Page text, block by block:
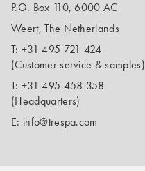
P.O. Box 110, 6000 AC
Weert, The Netherlands
T: +31 495 721 424
(Customer service & samples)
T: +31 495 458 358
(Headquarters)
E: info@trespa.com